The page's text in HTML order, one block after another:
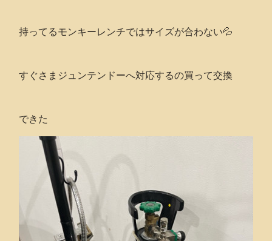
持ってるモンキーレンチではサイズが合わない💦
すぐさまジュンテンドーへ対応するの買って交換
できた